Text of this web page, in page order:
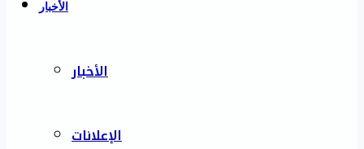
الأخبار
الأخبار
الإعلانات